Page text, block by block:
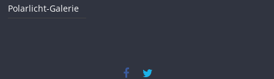
Polarlicht-Galerie